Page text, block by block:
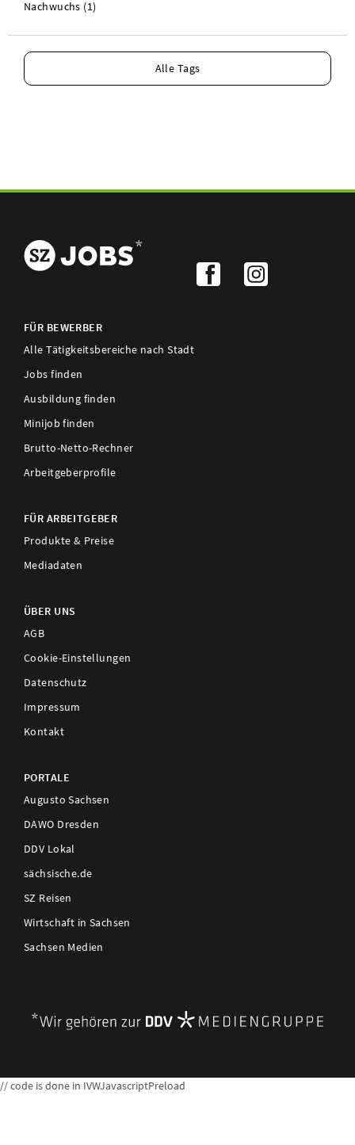
Nachwuchs (1)
Alle Tags
FÜR BEWERBER
Alle Tätigkeitsbereiche nach Stadt
Jobs finden
Ausbildung finden
Minijob finden
Brutto-Netto-Rechner
Arbeitgeberprofile
FÜR ARBEITGEBER
Produkte & Preise
Mediadaten
ÜBER UNS
AGB
Cookie-Einstellungen
Datenschutz
Impressum
Kontakt
PORTALE
Augusto Sachsen
DAWO Dresden
DDV Lokal
sächsische.de
SZ Reisen
Wirtschaft in Sachsen
Sachsen Medien
// code is done in IVWJavascriptPreload